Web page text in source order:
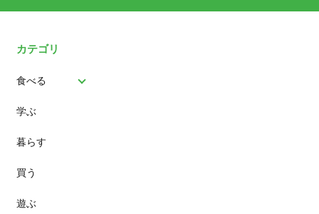
カテゴリ
食べる
パン
スイーツ
ランチ
カフェ
学ぶ
暮らす
買う
遊ぶ